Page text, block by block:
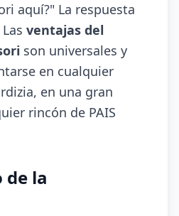
aquí?" La respuesta
Las ventajas del
son universales y
en cualquier
en una gran
rincón de PAIS
de la